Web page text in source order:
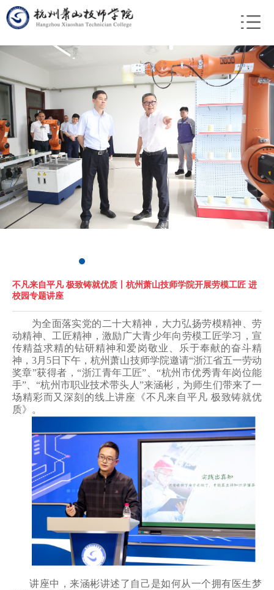
不凡来自平凡 极致铸就优质丨杭州萧山技师学院开展劳模工匠 进
校园专题讲座
为全面落实党的二十大精神，大力弘扬劳模精神、劳
动精神、工匠精神，激励广大青少年向劳模工匠学习，宣
传精益求精的钻研精神和爱岗敬业、乐于奉献的奋斗精
神，3月 5日下午，杭州萧山技师学院邀请“浙江省五一劳动
奖章”获得者，“浙江青年工匠”、“杭州市优秀青年岗位能
手”、“杭州市职业技术带头人”来涵彬，为师生们带来了一
场精彩而又深刻的线上讲座《不凡来自平凡 极致铸就优
质》。
讲座中，来涵彬讲述了自己是如何从一个拥有医生梦